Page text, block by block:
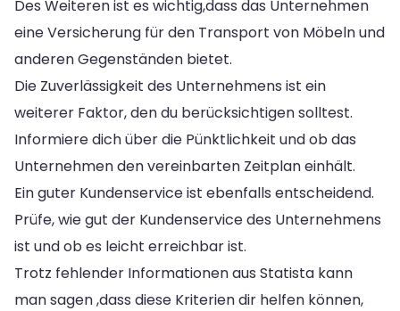
Des Weiteren ist es wichtig,dass das Unternehmen
eine Versicherung für den Transport von Möbeln und
anderen Gegenständen bietet.
Die Zuverlässigkeit des Unternehmens ist ein
weiterer Faktor, den du berücksichtigen solltest.
Informiere dich über die Pünktlichkeit und ob das
Unternehmen den vereinbarten Zeitplan einhält.
Ein guter Kundenservice ist ebenfalls entscheidend.
Prüfe, wie gut der Kundenservice des Unternehmens
ist und ob es leicht erreichbar ist.
Trotz fehlender Informationen aus Statista kann
man sagen ,dass diese Kriterien dir helfen können,